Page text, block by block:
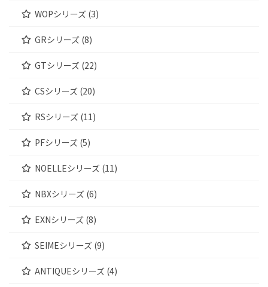
WOPシリーズ (3)
GRシリーズ (8)
GTシリーズ (22)
CSシリーズ (20)
RSシリーズ (11)
PFシリーズ (5)
NOELLEシリーズ (11)
NBXシリーズ (6)
EXNシリーズ (8)
SEIMEシリーズ (9)
ANTIQUEシリーズ (4)